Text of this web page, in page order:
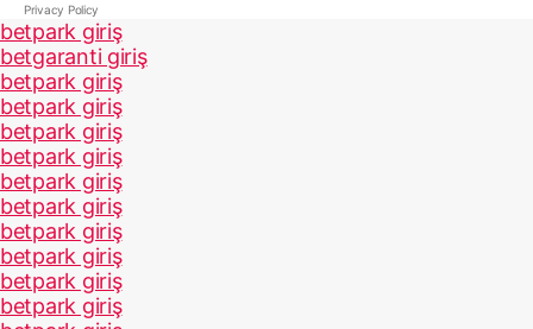
Privacy Policy
betpark giriş
betgaranti giriş
betpark giriş
betpark giriş
betpark giriş
betpark giriş
betpark giriş
betpark giriş
betpark giriş
betpark giriş
betpark giriş
betpark giriş